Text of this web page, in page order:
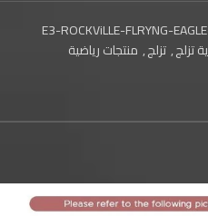
E3-ROCKViLLE-FLRYNG-
تزلج,تزلج, منتجات رياضية